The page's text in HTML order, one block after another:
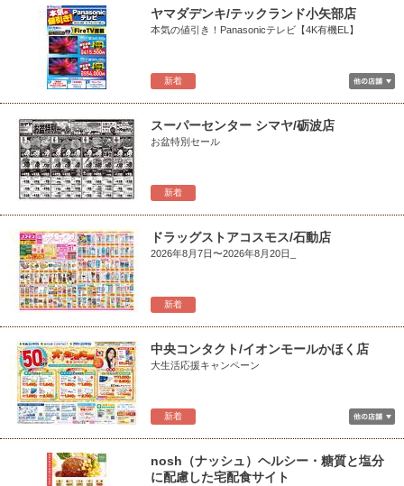
新着
ヤマダデンキ/テックランド小矢部店
本気の値引き！Panasonicテレビ【4K有機EL】
新着
スーパーセンター シマヤ/砺波店
お盆特別セール
新着
ドラッグストアコスモス/石動店
2026年8月7日〜2026年8月20日_
新着
中央コンタクト/イオンモールかほく店
大生活応援キャンペーン
nosh（ナッシュ）ヘルシー・糖質と塩分
に配慮した宅配食サイト